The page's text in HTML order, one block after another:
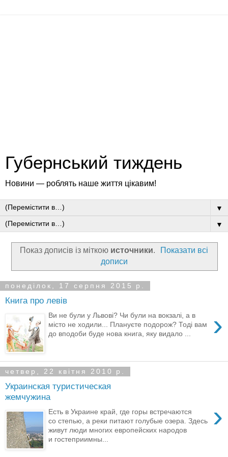
Губернський тиждень
Новини — роблять наше життя цікавим!
▼
▼
Показ дописів із міткою источники.
Показати всі
дописи
понеділок, 17 серпня 2015 р.
Книга про левів
›
Ви не були у Львові? Чи були на вокзалі, а в
місто не ходили... Плануєте подорож? Тоді вам
до вподоби буде нова книга, яку видало ...
четвер, 22 квітня 2010 р.
Украинская туристическая
жемчужина
›
Есть в Украине край, где горы встречаются
со степью, а реки питают голубые озера. Здесь
живут люди многих европейских народов
и гостеприимны...